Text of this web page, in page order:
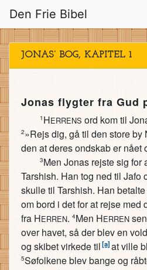
Den Frie Bibel
JONAS’ BOG, KAPITEL 1
Jonas flygter fra Gud
1 HERRENS ord kom til
2»Rejs dig, gå til den store by
den at deres ondskab er nået
3Men Jonas rejste sig for
Tarshish. Han tog ned til Jafo
skulle til Tarshish. Han
om bord i det for at rejse
fra HERREN. 4Men HERREN
over havet, så der blev en
og skibet virkede til[a]at ville
5Søfolkene blev bange og